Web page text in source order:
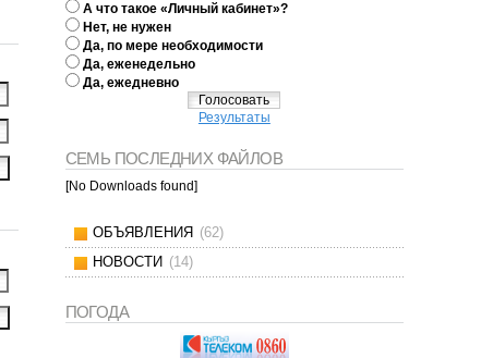
А что такое «Личный кабинет»?
Нет, не нужен
Да, по мере необходимости
Да, еженедельно
Да, ежедневно
Результаты
СЕМЬ ПОСЛЕДНИХ ФАЙЛОВ
[No Downloads found]
ОБЪЯВЛЕНИЯ (62)
НОВОСТИ (14)
ПОГОДА